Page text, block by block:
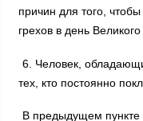
причин для того,
грехов в день
6. Человек,
тех, кто постоянно
В предыдущем пункте